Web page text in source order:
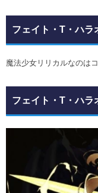
フェイト・T・ハラ
魔法少女リリカルなのは
フェイト・T・ハラ